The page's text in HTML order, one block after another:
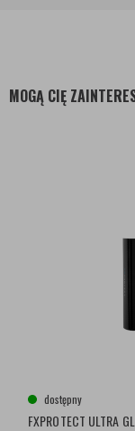
MOGĄ CIĘ
dostępny
FXPROTECT ULTRA